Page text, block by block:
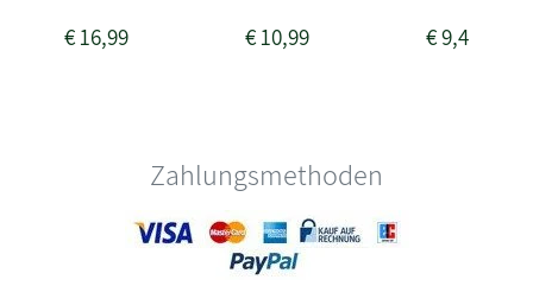
€16,99 €10,99 €9,49
Zahlungsmethoden